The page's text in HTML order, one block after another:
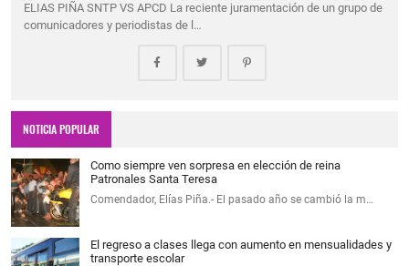
ELIAS PIÑA SNTP VS APCD La reciente juramentación de un grupo de
comunicadores y periodistas de l…
NOTICIA POPULAR
Como siempre ven sorpresa en elección de reina
Patronales Santa Teresa
Comendador, Elías Piña.- El pasado año se cambió la m…
El regreso a clases llega con aumento en mensualidades y
transporte escolar